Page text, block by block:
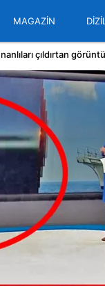
MAGAZİN